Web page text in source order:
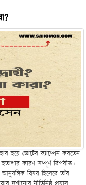
হয়ে ভোটের ক্যাম্পেন করতেন
কারণ সম্পূর্ণ বিপরীত।
আনুষঙ্গিক বিষয় হিসেবে তাঁর